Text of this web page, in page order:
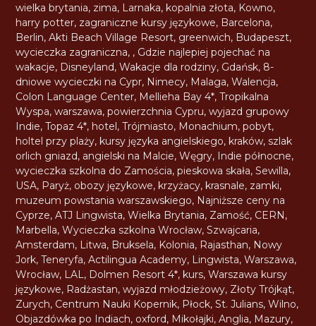
wielka brytania, zima, Larnaka, kopalnia złota, Kowno,
harry potter, zagraniczne kursy językowe, Barcelona,
Berlin,Akti Beach Village Resort, greenwich, Budapeszt,
wycieczka zagraniczna, , Gdzie najlepiej pojechać na
wakacje, Disneyland,Wakacje dla rodziny, Gdańsk, 8-
dniowe wycieczki na Cypr, Nimecy, Malaga,Walencja,
Colon Language Center, Mellieha Bay 4*,Tropikalna
Wyspa,warszawa,powierzchnia Cypru,wyjazd grupowy
Indie,Topaz 4*, hotel,Trójmiasto, Monachium,pobyt,
holtel przy plaży, kursy języka angielskiego, kraków,szlak
orlich gniazd, angielski na Malcie,Węgry, Indie północne,
wycieczka szkolna do Zamościa,pieskowa skała,Sewilla,
USA, Paryż, obozy językowe, krzyżacy, krasnale, zamki,
muzeum powstania warszawskiego, Najniższe ceny na
Cyprze,ATJ Lingwista,Wielka Brytania, Zamość, CERN,
Marbella,Wycieczka szkolna Wrocław,Szwajcaria,
Amsterdam, Litwa, Bruksela, Kolonia, Rajasthan, Nowy
Jork,Teneryfa,Actilingua Academy, Lingwista,Warszawa,
Wrocław, LAL, Dolmen Resort 4*, kurs,Warszawa kursy
językowe, Radżastan,wyjazd młodzieżowy, Złoty Trójkąt,
Zurych, Centrum Nauki Kopernik, Płock,St. Julians,Wilno,
Objazdówka po Indiach, oxford, Mikołajki,Anglia, Mazury,